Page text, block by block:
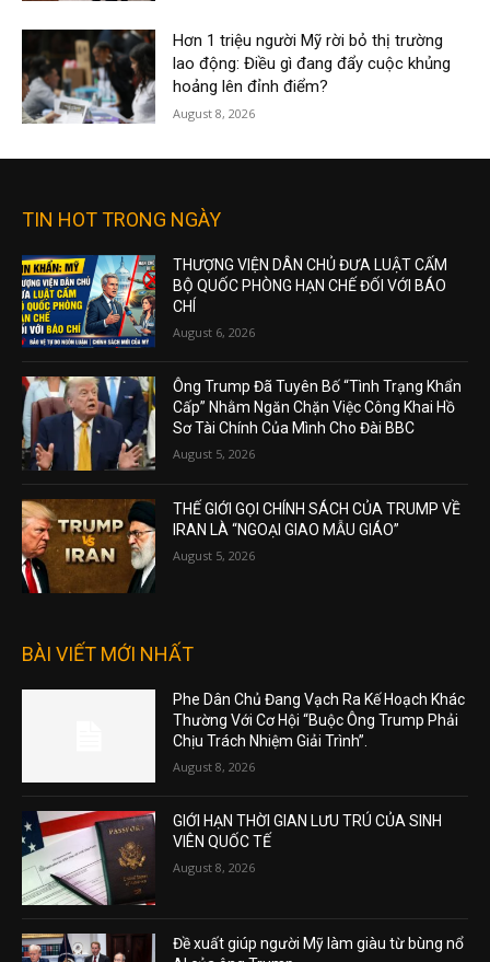
Hơn 1 triệu người Mỹ rời bỏ thị trường
lao động: Điều gì đang đẩy cuộc khủng
hoảng lên đỉnh điểm?
August 8, 2026
TIN HOT TRONG NGÀY
THƯỢNG VIỆN DÂN CHỦ ĐƯA LUẬT CẤM
BỘ QUỐC PHÒNG HẠN CHẾ ĐỐI VỚI BÁO
CHÍ
August 6, 2026
Ông Trump Đã Tuyên Bố “Tình Trạng Khẩn
Cấp” Nhằm Ngăn Chặn Việc Công Khai Hồ
Sơ Tài Chính Của Mình Cho Đài BBC
August 5, 2026
THẾ GIỚI GỌI CHÍNH SÁCH CỦA TRUMP VỀ
IRAN LÀ “NGOẠI GIAO MẪU GIÁO”
August 5, 2026
BÀI VIẾT MỚI NHẤT
Phe Dân Chủ Đang Vạch Ra Kế Hoạch Khác
Thường Với Cơ Hội “Buộc Ông Trump Phải
Chịu Trách Nhiệm Giải Trình”.
August 8, 2026
GIỚI HẠN THỜI GIAN LƯU TRÚ CỦA SINH
VIÊN QUỐC TẾ
August 8, 2026
Đề xuất giúp người Mỹ làm giàu từ bùng nổ